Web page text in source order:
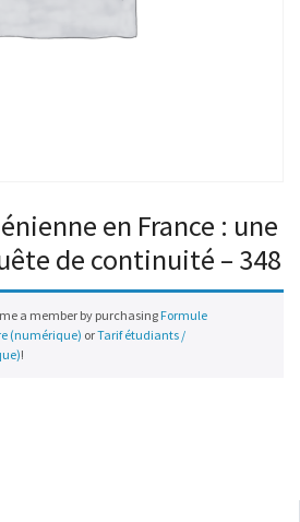
en France : une
de continuité – 348
a member by purchasing Formule
(numérique) orTarif étudiants /
!